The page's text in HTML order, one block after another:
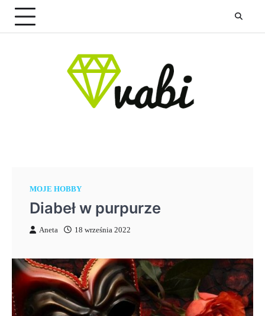
Skip
content
MOJE HOBBY
Diabeł w purpurze
Aneta 18 września 2022